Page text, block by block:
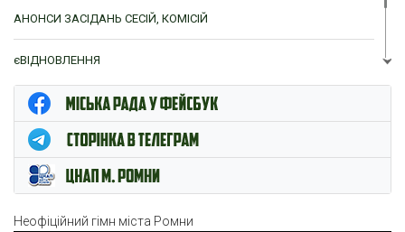
АНОНСИ ЗАСІДАНЬ СЕСІЙ, КОМІСІЙ
єВІДНОВЛЕННЯ
ЦНАП м. Ромни
Неофіційний гімн міста Ромни